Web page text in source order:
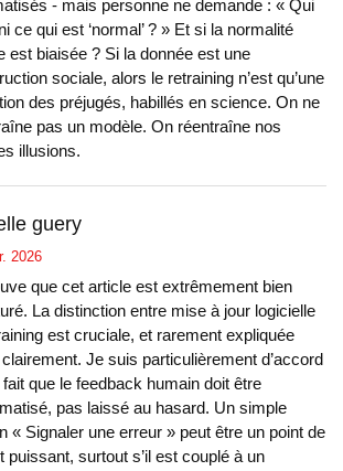
- mais personne ne demande : « Qui
ce qui est ‘normal’ ? » Et si la normalité
est biaisée ? Si la donnée est une
sociale, alors le retraining n’est qu’une
des préjugés, habillés en science. On ne
pas un modèle. On réentraîne nos
illusions.
guery
2026
que cet article est extrêmement bien
La distinction entre mise à jour logicielle
est cruciale, et rarement expliquée
Je suis particulièrement d’accord
que le feedback humain doit être
pas laissé au hasard. Un simple
« Signaler une erreur » peut être un point de
puissant, surtout s’il est couplé à un